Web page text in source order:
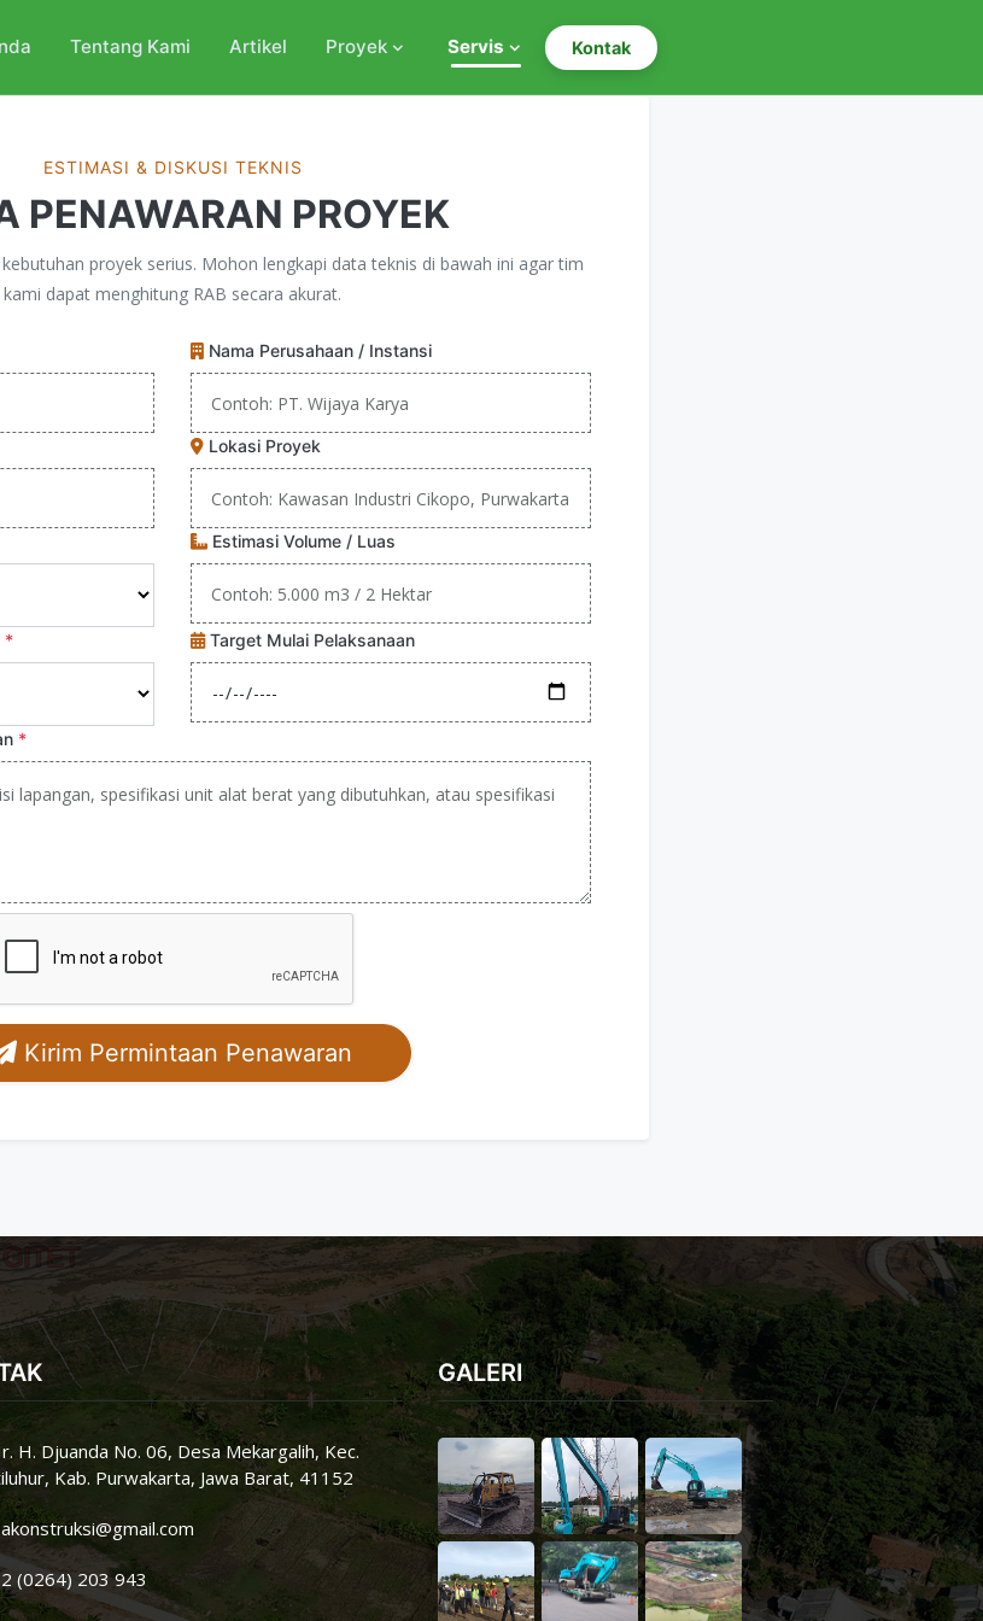
Tentang Kami Artikel Proyek Servis Kontak
ESTIMASI & DISKUSI TEKNIS
PENAWARAN PROYEK
proyek serius. Mohon lengkapi data teknis di bawah ini agar tim
kami dapat menghitung RAB secara akurat.
Nama Perusahaan / Instansi
Lokasi Proyek
Estimasi Volume / Luas
* Target Mulai Pelaksanaan
*
Kirim Permintaan Penawaran
H. Djuanda No. 06, Desa Mekargalih, Kec.
Kab. Purwakarta, Jawa Barat, 41152
(0264) 203 943
GALERI